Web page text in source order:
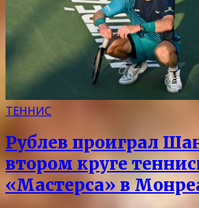
ТЕННИС
Рублев проиграл
втором круге
«Мастерса» в